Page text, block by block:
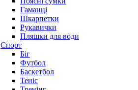
Гаманці
Шкарпетки
Рукавички
Пляшки для води
Спорт
Біг
Футбол
Баскетбол
Теніс